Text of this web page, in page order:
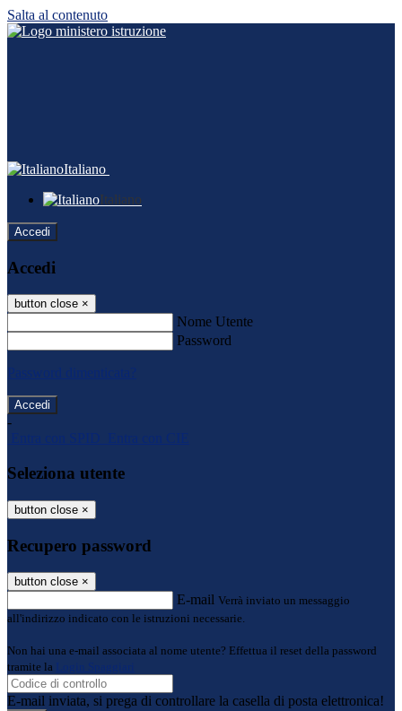
Salta al contenuto
Italiano
Italiano
Accedi
Accedi
button close ×
Nome Utente
Password
Password dimenticata?
-
Entra con SPID
Entra con CIE
Seleziona utente
button close ×
Recupero password
button close ×
E-mail Verrà inviato un messaggio
all'indirizzo indicato con le istruzioni necessarie.
Non hai una e-mail associata al nome utente? Effettua il reset della password
tramite la
Login Spaggiari
E-mail inviata, si prega di controllare la casella di posta elettronica!